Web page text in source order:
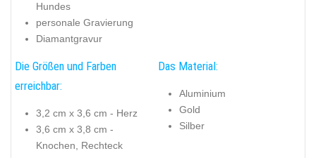
Hundes
personale Gravierung
Diamantgravur
Die Größen und Farben
erreichbar:
3,2 cm x 3,6 cm - Herz
3,6 cm x 3,8 cm -
Knochen, Rechteck
Das Material:
Aluminium
Gold
Silber